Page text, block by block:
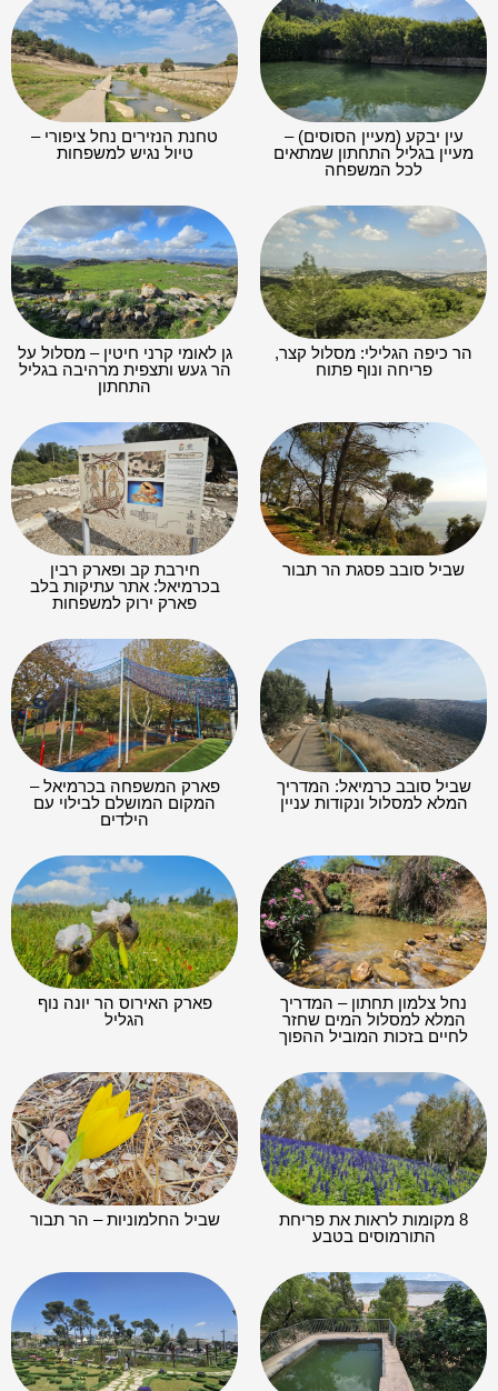
עין יבקע (מעיין הסוסים) –
מעיין בגליל התחתון שמתאים
לכל המשפחה
טחנת הנזירים נחל ציפורי –
טיול נגיש למשפחות
הר כיפה הגלילי: מסלול קצר,
פריחה ונוף פתוח
גן לאומי קרני חיטין – מסלול על
הר געש ותצפית מרהיבה בגליל
התחתון
שביל סובב פסגת הר תבור
חירבת קב ופארק רבין
בכרמיאל: אתר עתיקות בלב
פארק ירוק למשפחות
שביל סובב כרמיאל: המדריך
המלא למסלול ונקודות עניין
פארק המשפחה בכרמיאל –
המקום המושלם לבילוי עם
הילדים
נחל צלמון תחתון – המדריך
המלא למסלול המים שחזר
לחיים בזכות המוביל ההפוך
פארק האירוס הר יונה נוף
הגליל
8 מקומות לראות את פריחת
התורמוסים בטבע
שביל החלמוניות – הר תבור